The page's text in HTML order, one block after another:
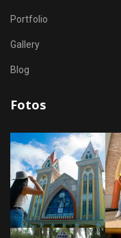
Portfolio
Gallery
Blog
Fotos